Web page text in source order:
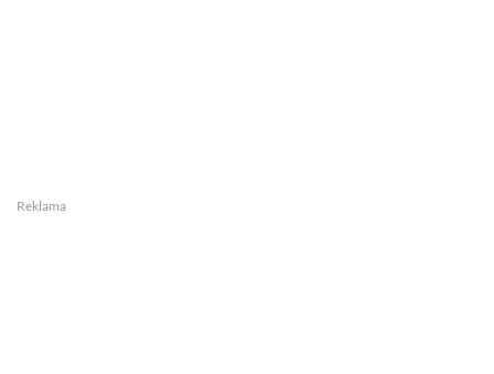
Reklama